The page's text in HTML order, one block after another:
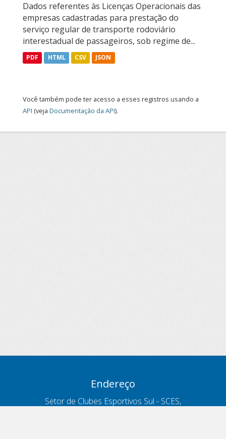
Dados referentes às Licenças Operacionais das
empresas cadastradas para prestação do
serviço regular de transporte rodoviário
interestadual de passageiros, sob regime de...
PDF HTML CSV JSON
Você também pode ter acesso a esses registros usando a
API (veja Documentação da API).
Endereço
Setor de Clubes Esportivos Sul - SCES,